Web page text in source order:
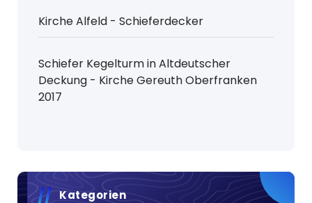
Kirche Alfeld - Schieferdecker
Schiefer Kegelturm in Altdeutscher
Deckung - Kirche Gereuth Oberfranken
2017
Kategorien